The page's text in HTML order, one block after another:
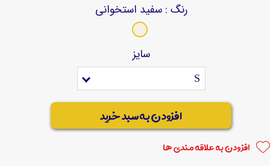
رنگ : سفید استخوانی
سایز
S
افزودن به سبد خرید
افزودن به علاقه مندی ها